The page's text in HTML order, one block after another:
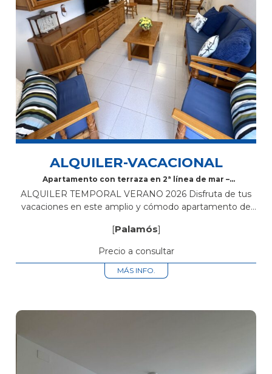
ALQUILER-VACACIONAL
Apartamento con terraza en 2ª línea de mar –
ALQUILER TEMPORAL VERANO 2026 Disfruta de tus
vacaciones en este amplio y cómodo apartamento de
línea de mar en Palamós,...
[Palamós]
Precio a consultar
MÁS INFO.